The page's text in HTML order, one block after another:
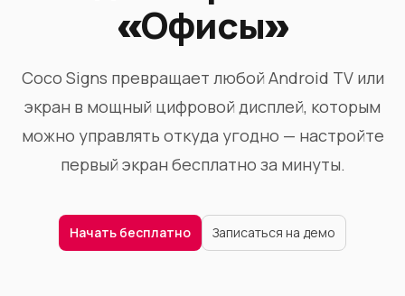
«Офисы»
Coco Signs превращает любой Android TV или
экран в мощный цифровой дисплей, которым
можно управлять откуда угодно — настройте
первый экран бесплатно за минуты.
Начать бесплатно Записаться на демо